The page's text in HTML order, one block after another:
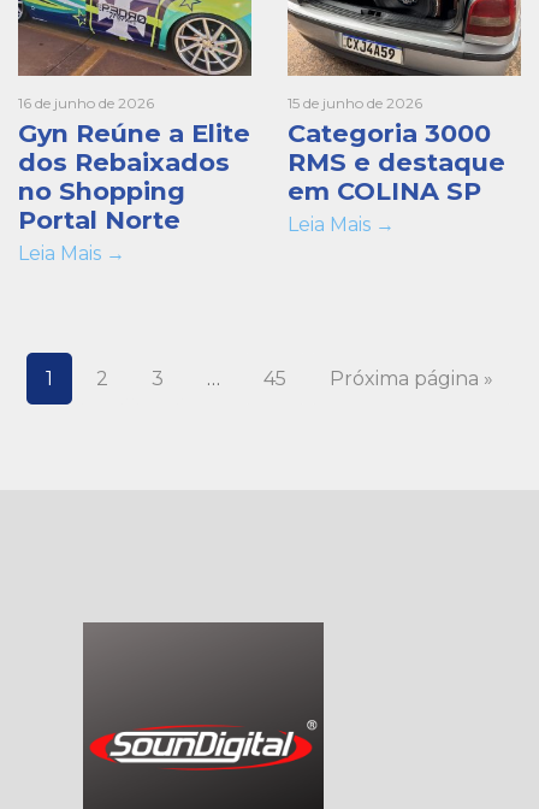
16 de junho de 2026
Gyn Reúne a Elite
dos Rebaixados
no Shopping
Portal Norte
Leia Mais →
15 de junho de 2026
Categoria 3000
RMS e destaque
em COLINA SP
Leia Mais →
1 2 3 … 45 Próxima página »